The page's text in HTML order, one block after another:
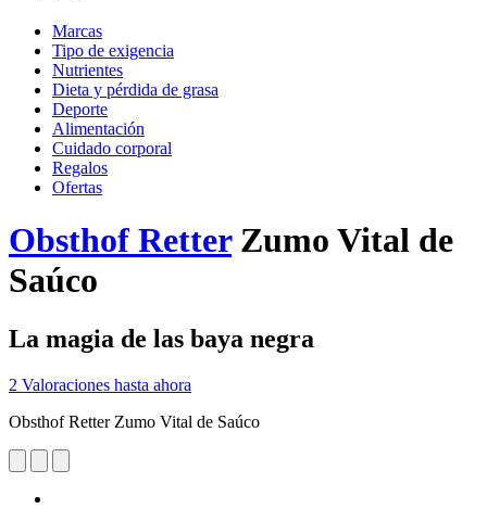
Marcas
Tipo de exigencia
Nutrientes
Dieta y pérdida de grasa
Deporte
Alimentación
Cuidado corporal
Regalos
Ofertas
Obsthof RetterZumo Vital de
Saúco
La magia de las baya negra
2 Valoraciones hasta ahora
Obsthof Retter Zumo Vital de Saúco